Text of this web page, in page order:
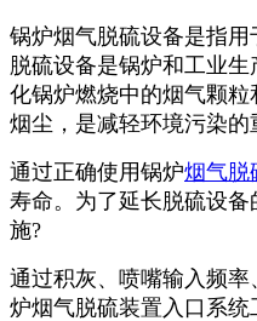
锅炉烟气脱硫设备是指
脱硫设备是锅炉和工业
化锅炉燃烧中的烟气颗
烟尘，是减轻环境污染的
通过正确使用锅炉烟气脱
寿命。为了延长脱硫设
施?
通过积灰、喷嘴输入频
炉烟气脱硫装置入口系统